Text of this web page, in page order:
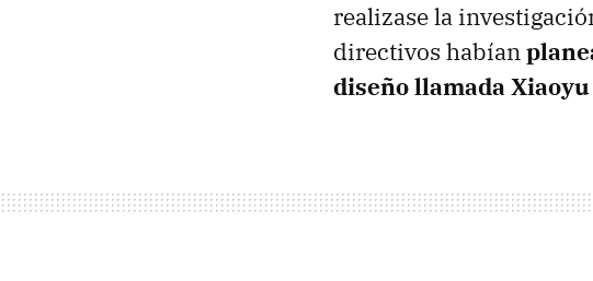
realizase la
directivos habían
diseño llamada Xiaoyu